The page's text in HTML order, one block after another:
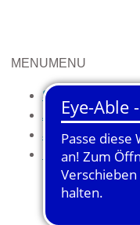
MENUMENU
Start
Aktuelles
Jobs
Kinder